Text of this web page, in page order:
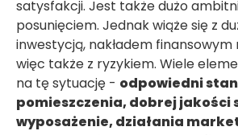
satysfakcji. Jest także dużo
posunięciem. Jednak wiąże się z
inwestycją, nakładem
więc także z ryzykiem. Wiele
na tę sytuację - odpowiedni
pomieszczenia, dobrej jakości
wyposażenie, działania